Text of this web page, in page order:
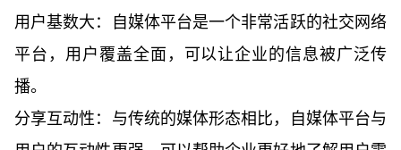
用户基数大：自媒体平台是一个非常活跃的社交网络
平台，用户覆盖全面，可以让企业的信息被广泛传
播。
分享互动性：与传统的媒体形态相比，自媒体平台与